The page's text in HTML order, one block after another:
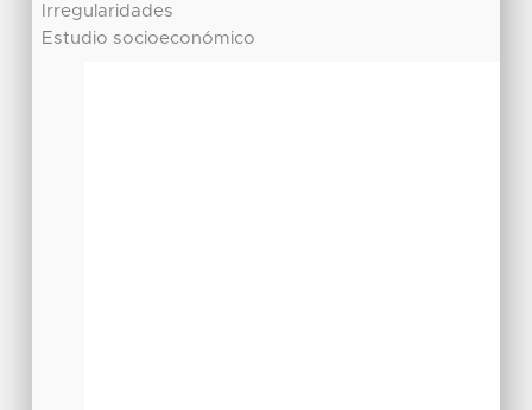
Irregularidades
Estudio socioeconómico